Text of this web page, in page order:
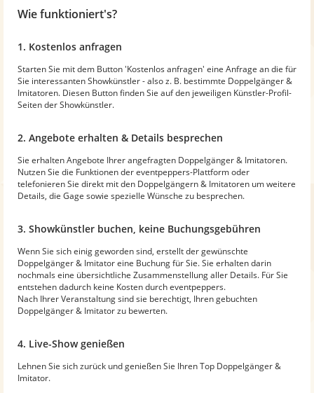
Wie funktioniert's?
1. Kostenlos anfragen
Starten Sie mit dem Button 'Kostenlos anfragen' eine Anfrage an die für
Sie interessanten Showkünstler - also z. B. bestimmte Doppelgänger &
Imitatoren. Diesen Button finden Sie auf den jeweiligen Künstler-Profil-
Seiten der Showkünstler.
2. Angebote erhalten & Details besprechen
Sie erhalten Angebote Ihrer angefragten Doppelgänger & Imitatoren.
Nutzen Sie die Funktionen der eventpeppers-Plattform oder
telefonieren Sie direkt mit den Doppelgängern & Imitatoren um weitere
Details, die Gage sowie spezielle Wünsche zu besprechen.
3. Showkünstler buchen, keine Buchungsgebühren
Wenn Sie sich einig geworden sind, erstellt der gewünschte
Doppelgänger & Imitator eine Buchung für Sie. Sie erhalten darin
nochmals eine übersichtliche Zusammenstellung aller Details. Für Sie
entstehen dadurch keine Kosten durch eventpeppers.
Nach Ihrer Veranstaltung sind sie berechtigt, Ihren gebuchten
Doppelgänger & Imitator zu bewerten.
4. Live-Show genießen
Lehnen Sie sich zurück und genießen Sie Ihren Top Doppelgänger &
Imitator.